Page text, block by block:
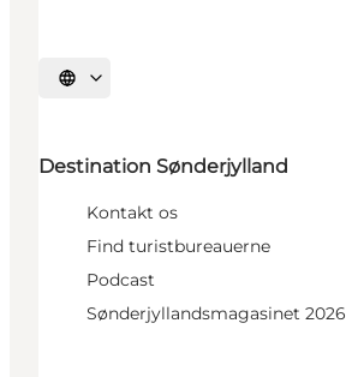
Vælg sprog
Destination Sønderjylland
Kontakt os
Find turistbureauerne
Podcast
Sønderjyllandsmagasinet 2026